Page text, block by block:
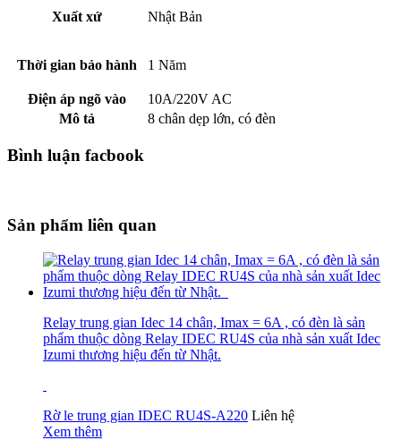
Xuất xứ Nhật Bản
Thời gian bảo hành 1 Năm
Điện áp ngõ vào
10A/220V AC
Mô tả
8 chân dẹp lớn, có đèn
Bình luận facbook
Sản phẩm liên quan
Relay trung gian Idec 14 chân, Imax = 6A , có đèn là sản
phẩm thuộc dòng Relay IDEC RU4S của nhà sản xuất Idec
Izumi thương hiệu đến từ Nhật.
Rờ le trung gian IDEC RU4S-A220 Liên hệ
Xem thêm